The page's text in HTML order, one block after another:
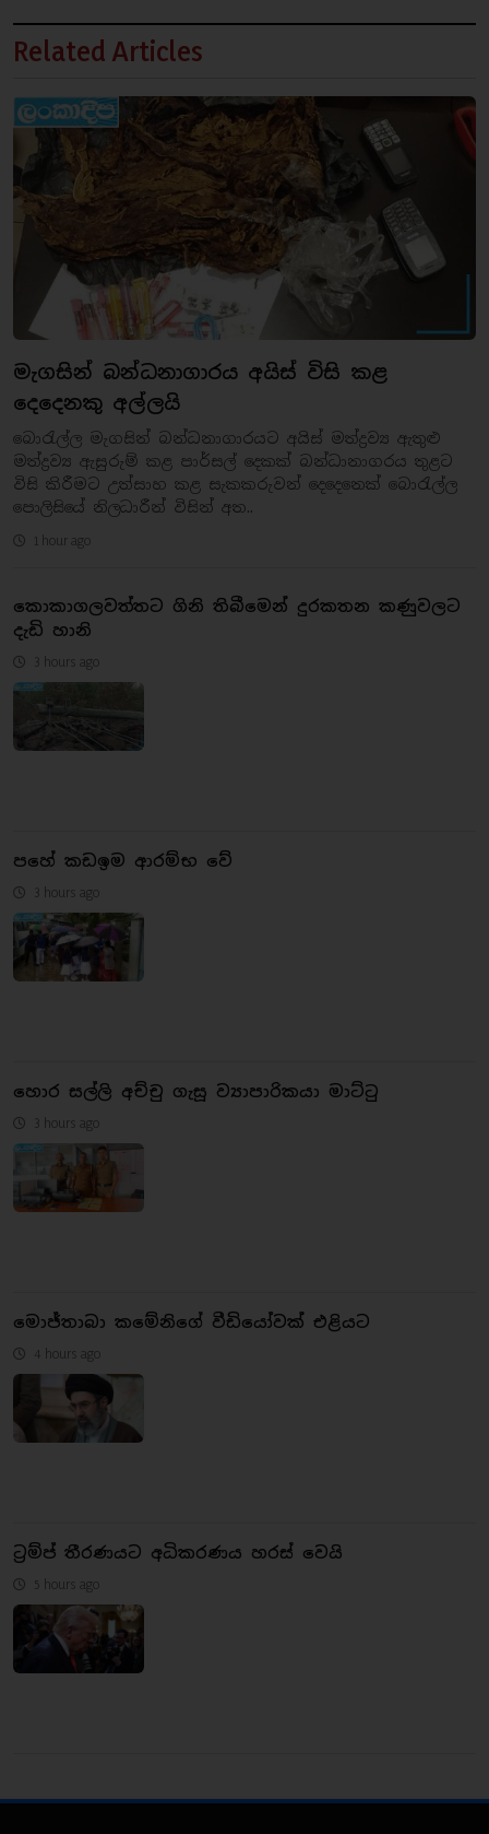
Related Articles
මැගසින් බන්ධනාගාරය අයිස් විසි කළ
දෙදෙනකු අල්ලයි
බොරැල්ල මැගසින් බන්ධනාගාරයට අයිස් මත්ද්‍රව්‍ය ඇතුළු
මත්ද්‍රව්‍ය ඇසුරුම් කළ පාර්සල් දෙකක් බන්ධානාගරය තුළට
විසි කිරීමට උත්සාහ කළ සැකකරුවන් දෙදෙනෙක් බොරැල්ල
පොලිසියේ නිලධාරීන් විසින් අත..
1 hour ago
කොකාගලවත්තට ගිනි තිබීමෙන් දුරකතන කණුවලට
දැඩි හානි
3 hours ago
පහේ කඩඉම ආරම්භ වේ
3 hours ago
හොර සල්ලි අච්චු ගැසූ ව්‍යාපාරිකයා මාට්ටු
3 hours ago
මොජ්තාබා කමේනිගේ වීඩියෝවක් එළියට
4 hours ago
ට්‍රම්ප් තීරණයට අධිකරණය හරස් වෙයි
5 hours ago